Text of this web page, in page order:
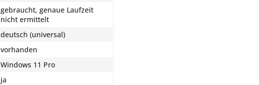
gebraucht, genaue Laufzeit
nicht ermittelt
deutsch (universal)
vorhanden
Windows 11 Pro
ja